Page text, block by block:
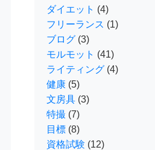
ダイエット (4)
フリーランス (1)
ブログ (3)
モルモット (41)
ライティング (4)
健康 (5)
文房具 (3)
特撮 (7)
目標 (8)
資格試験 (12)